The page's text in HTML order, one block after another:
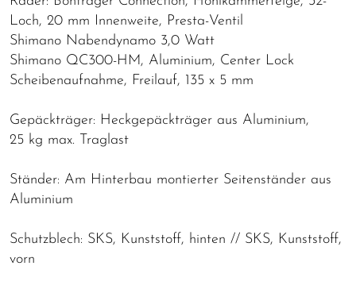
Loch, 20 mm Innenweite, Presta-Ventil
Shimano Nabendynamo 3,0 Watt
Shimano QC300-HM, Aluminium, Center Lock
Scheibenaufnahme, Freilauf, 135 x 5 mm
Gepäckträger: Heckgepäckträger aus Aluminium,
25 kg max. Traglast
Ständer: Am Hinterbau montierter Seitenständer aus
Aluminium
Schutzblech: SKS, Kunststoff, hinten // SKS, Kunststoff,
vorn